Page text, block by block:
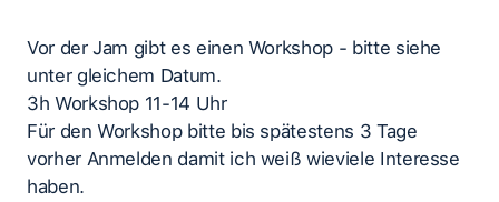
Vor der Jam gibt es einen Workshop - bitte siehe
unter gleichem Datum.
3h Workshop 11-14 Uhr
Für den Workshop bitte bis spätestens 3 Tage
vorher Anmelden damit ich weiß wieviele Interesse
haben.